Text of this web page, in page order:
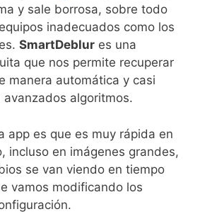
y sale borrosa, sobre todo
inadecuados como los
SmartDeblur es una
que nos permite recuperar
manera automática y casi
avanzados algoritmos.
app es que es muy rápida en
incluso en imágenes grandes,
se van viendo en tiempo
vamos modificando los